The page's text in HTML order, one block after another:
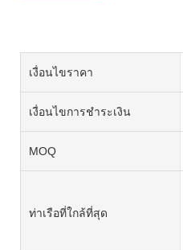
เงื่อนไขราคา
เงื่อนไขการชำระเงิน
MOQ
ท่าเรือที่ใกล้ที่สุด